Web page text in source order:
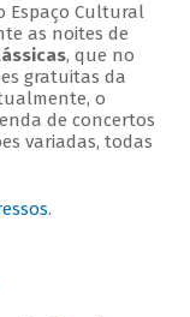
Espaço Cultural
as noites de
, que no
gratuitas da
o
de concertos
variadas, todas
.